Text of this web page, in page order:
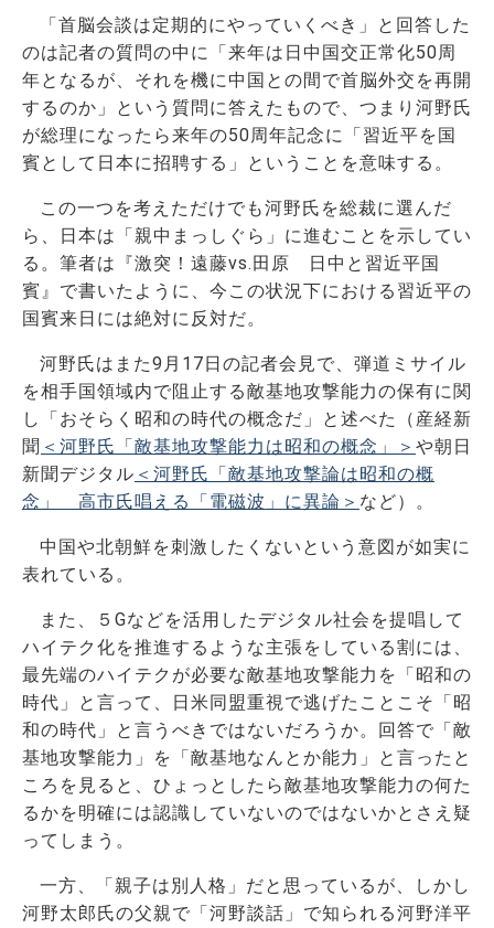
「首脳会談は定期的にやっていくべき」と回答した
のは記者の質問の中に「来年は日中国交正常化50周
年となるが、それを機に中国との間で首脳外交を再開
するのか」という質問に答えたもので、つまり河野氏
が総理になったら来年の50周年記念に「習近平を国
賓として日本に招聘する」ということを意味する。
この一つを考えただけでも河野氏を総裁に選んだ
ら、日本は「親中まっしぐら」に進むことを示してい
る。筆者は『激突！遠藤vs.田原 日中と習近平国
賓』で書いたように、今この状況下における習近平の
国賓来日には絶対に反対だ。
河野氏はまた9月17日の記者会見で、弾道ミサイル
を相手国領域内で阻止する敵基地攻撃能力の保有に関
し「おそらく昭和の時代の概念だ」と述べた（産経新
聞 ＜河野氏「敵基地攻撃能力は昭和の概念」＞ や朝日
新聞デジタル ＜河野氏「敵基地攻撃論は昭和の概
念」 高市氏唱える「電磁波」に異論＞ など）。
中国や北朝鮮を刺激したくないという意図が如実に
表れている。
また、５Gなどを活用したデジタル社会を提唱して
ハイテク化を推進するような主張をしている割には、
最先端のハイテクが必要な敵基地攻撃能力を「昭和の
時代」と言って、日米同盟重視で逃げたことこそ「昭
和の時代」と言うべきではないだろうか。回答で「敵
基地攻撃能力」を「敵基地なんとか能力」と言ったと
ころを見ると、ひょっとしたら敵基地攻撃能力の何た
るかを明確には認識していないのではないかとさえ疑
ってしまう。
一方、「親子は別人格」だと思っているが、しかし
河野太郎氏の父親で「河野談話」で知られる河野洋平